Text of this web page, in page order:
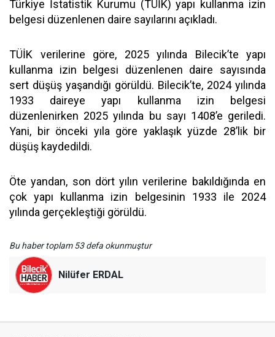
Türkiye İstatistik Kurumu (TÜİK) yapı kullanma izin
belgesi düzenlenen daire sayılarını açıkladı.
TÜİK verilerine göre, 2025 yılında Bilecik’te yapı
kullanma izin belgesi düzenlenen daire sayısında
sert düşüş yaşandığı görüldü. Bilecik’te, 2024 yılında
1933 daireye yapı kullanma izin belgesi
düzenlenirken 2025 yılında bu sayı 1408’e geriledi.
Yani, bir önceki yıla göre yaklaşık yüzde 28’lik bir
düşüş kaydedildi.
Öte yandan, son dört yılın verilerine bakıldığında en
çok yapı kullanma izin belgesinin 1933 ile 2024
yılında gerçekleştiği görüldü.
Bu haber toplam 53 defa okunmuştur
Nilüfer ERDAL